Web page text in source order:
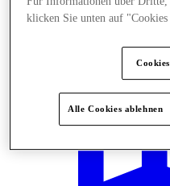
klicken Sie unten auf "Cookies
Alle Cookies ablehnen